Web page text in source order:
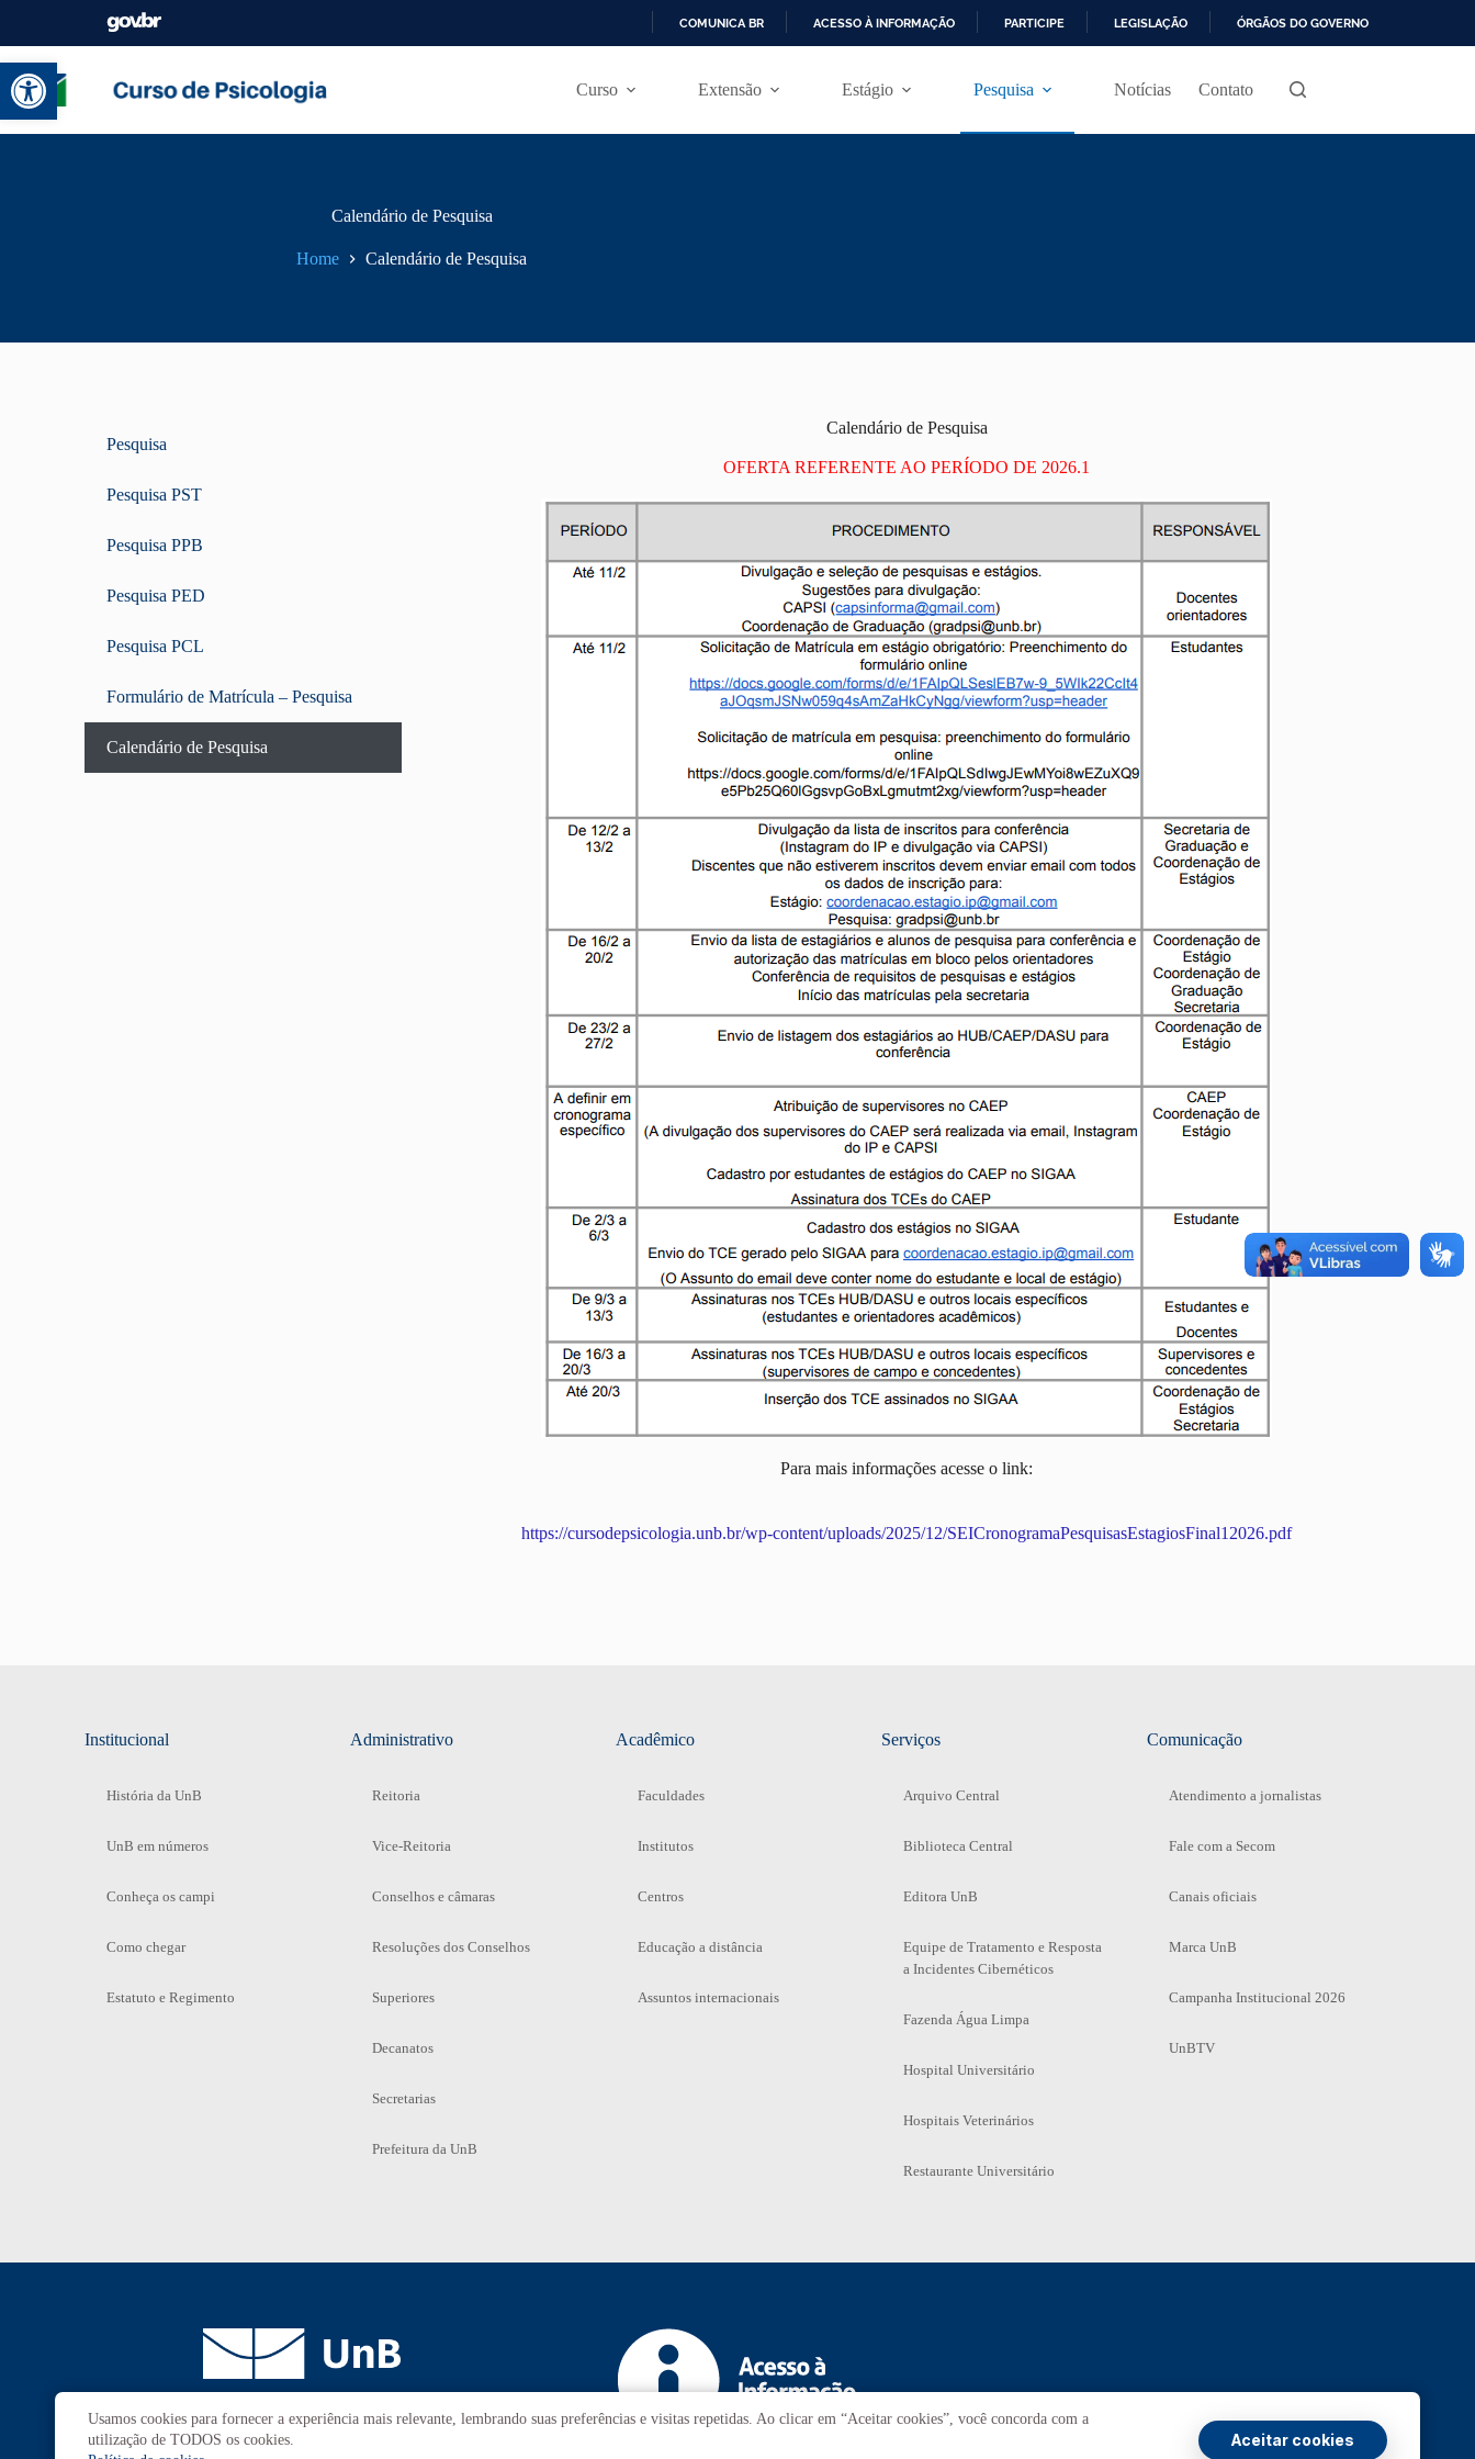
Abrir a barra de ferramentas
P
R
COMUNICA BR ACESSO À INFORMAÇÃO PARTICIPE LEGISLAÇÃO ÓRGÃOS DO GOVERNO
Curso Extensão Estágio Pesquisa Notícias Contato
Calendário de Pesquisa
Home Calendário de Pesquisa
Pesquisa
Pesquisa PST
Pesquisa PPB
Pesquisa PED
Pesquisa PCL
Formulário de Matrícula – Pesquisa
Calendário de Pesquisa
Calendário de Pesquisa
OFERTA REFERENTE AO PERÍODO DE 2026.1
Para mais informações acesse o link:
https://cursodepsicologia.unb.br/wp-content/uploads/2025/12/SEICronogramaPesquisasEstagiosFinal12026.pdf
Institucional
História da UnB
UnB em números
Conheça os campi
Como chegar
Estatuto e Regimento
Administrativo
Reitoria
Vice-Reitoria
Conselhos e câmaras
Resoluções dos Conselhos
Superiores
Decanatos
Secretarias
Prefeitura da UnB
Acadêmico
Faculdades
Institutos
Centros
Educação a distância
Assuntos internacionais
Serviços
Arquivo Central
Biblioteca Central
Editora UnB
Equipe de Tratamento e Resposta
a Incidentes Cibernéticos
Fazenda Água Limpa
Hospital Universitário
Hospitais Veterinários
Restaurante Universitário
Comunicação
Atendimento a jornalistas
Fale com a Secom
Canais oficiais
Marca UnB
Campanha Institucional 2026
UnBTV
Campus
Universitário Darcy Ribeiro
Transparência e Prestação de Contas
Usamos cookies para fornecer a experiência mais relevante, lembrando suas preferências e visitas repetidas. Ao clicar em “Aceitar cookies”, você concorda com a
utilização de TODOS os cookies.
Aceitar cookies